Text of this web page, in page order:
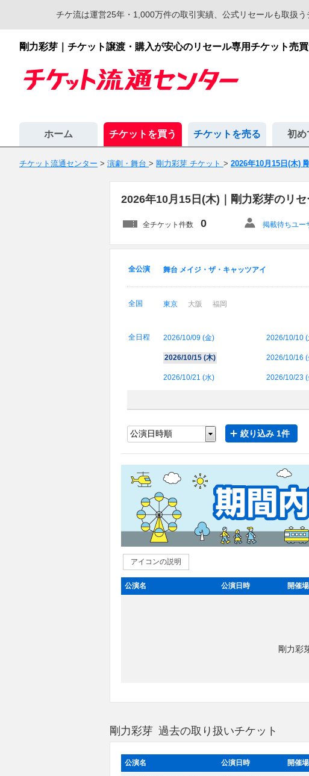
チケ流は運営25年・1,000万件の取引実績、公式リセールも取扱
剛力彩芽｜チケット譲渡・購入が安心のリセール専用チケット売
ホーム チケットを買う チケットを売る 初め
チケット流通センター > 演劇・舞台 > 剛力彩芽 チケット > 2026年10月15日(木)
2026年10月15日(木)｜剛力彩芽のリ
全チケット件数 0 掲載待ちユー
全公演 舞台 メイジ・ザ・キャッツアイ
全国 東京 大阪 福岡
全日程 2026/10/09 (金) 2026/10/10 (
2026/10/15 (木) 2026/10/16 (
2026/10/21 (水) 2026/10/23 (
絞り込み 1件
アイコンの説明
公演名 公演日時 開催
剛力彩
剛力彩芽 過去の取り扱いチケット
公演名 公演日時 開催